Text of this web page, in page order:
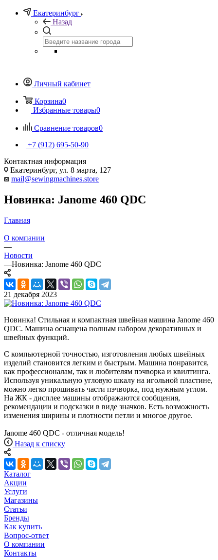
Екатеринбург
Назад
Личный кабинет
Корзина0
Избранные товары0
Сравнение товаров0
+7 (912) 695-50-90
Контактная информация
Екатеринбург, ул. 8 марта, 127
mail@sewingmachines.store
Новинка: Janome 460 QDC
Главная
—
О компании
—
Новости
—Новинка: Janome 460 QDC
21 декабря 2023
Новинка! Стильная и компактная швейная машина Janome 460
QDC. Машина оснащена полным набором декоративных и
швейных функций.
С компьютерной точностью, изготовления любых швейных
изделий становится легким и быстрым. Машина понравится,
как профессионалам, так и любителям пэчворка и квилтинга.
Используя уникальную угловую шкалу на игольной пластине,
можно легко прошивать части пэчворка, под нужным углом.
На ЖК - дисплее машины отображаются сообщения,
рекомендации и подсказки в виде значков. Есть возможность
изменения ширины и плотности петли и многое другое.
Janome 460 QDC - отличная модель!
Назад к списку
Каталог
Акции
Услуги
Магазины
Статьи
Бренды
Как купить
Вопрос-ответ
О компании
Контакты